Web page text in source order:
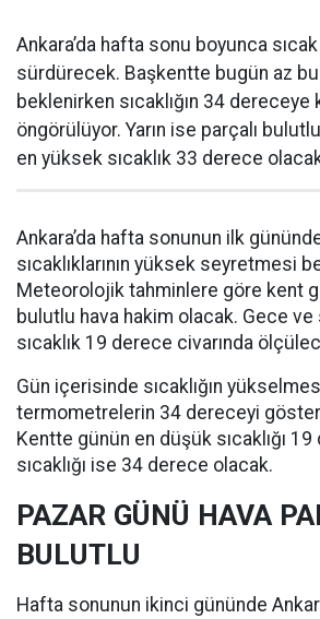
Ankara’da hafta sonu boyunca
sürdürecek. Başkentte bugün az
beklenirken sıcaklığın 34
öngörülüyor. Yarın ise parçalı
en yüksek sıcaklık 33 derece
Ankara’da hafta sonunun ilk
sıcaklıklarının yüksek seyretmesi
Meteorolojik tahminlere göre kent
bulutlu hava hakim olacak. Gece
sıcaklık 19 derece civarında
Gün içerisinde sıcaklığın
termometrelerin 34 dereceyi
Kentte günün en düşük sıcaklığı
sıcaklığı ise 34 derece olacak.
PAZAR GÜNÜ HAVA
BULUTLU
Hafta sonunun ikinci gününde